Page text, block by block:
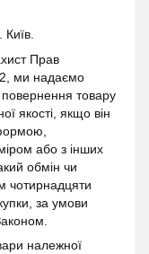
Прав
ми надаємо
товару
якості, якщо він
або з інших
обмін чи
чотирнадцяти
за умови
належної